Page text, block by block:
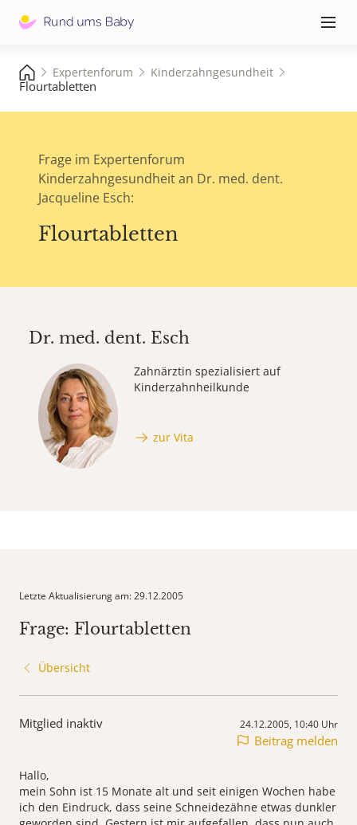
≡
Expertenforum Kinderzahngesundheit
Flourtabletten
Frage im Expertenforum
Kinderzahngesundheit an Dr. med. dent.
Jacqueline Esch:
Flourtabletten
Dr. med. dent. Esch
Zahnärztin spezialisiert auf
Kinderzahnheilkunde
zur Vita
Letzte Aktualisierung am: 29.12.2005
Frage: Flourtabletten
Übersicht
Mitglied inaktiv 24.12.2005, 10:40 Uhr
Beitrag melden
Hallo,
mein Sohn ist 15 Monate alt und seit einigen Wochen habe
ich den Eindruck, dass seine Schneidezähne etwas dunkler